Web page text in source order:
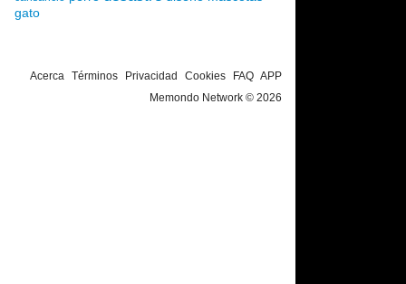
gato
Acerca Términos Privacidad Cookies FAQ APP
Memondo Network © 2026